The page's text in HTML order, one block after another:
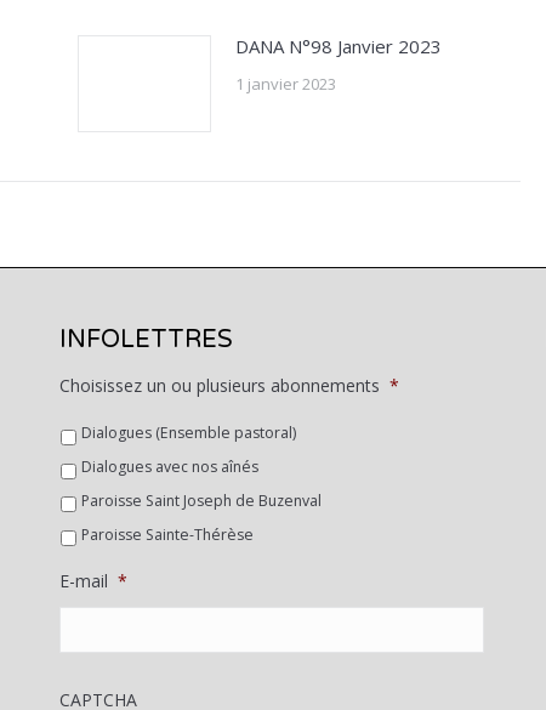
DANA N°98 Janvier 2023
1 janvier 2023
INFOLETTRES
Choisissez un ou plusieurs abonnements *
Dialogues (Ensemble pastoral)
Dialogues avec nos aînés
Paroisse Saint Joseph de Buzenval
Paroisse Sainte-Thérèse
E-mail *
CAPTCHA